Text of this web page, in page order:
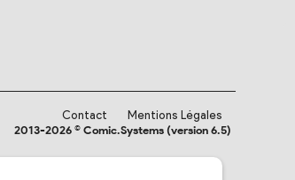
Contact
Mentions Légales
2013-2026 © Comic.Systems (version 6.5)